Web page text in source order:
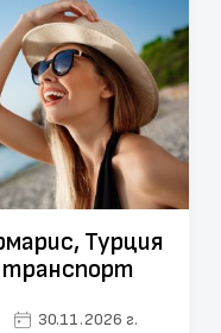
Турция
транспорт
30.11.2026 г.